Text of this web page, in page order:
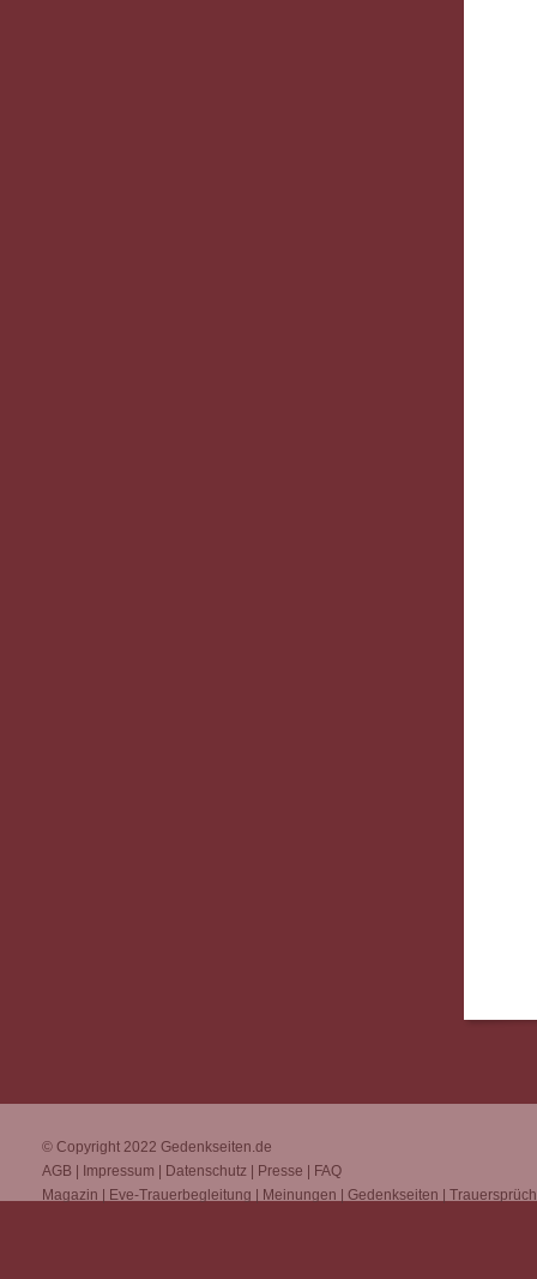
© Copyright 2022 Gedenkseiten.de
AGB
Impressum Datenschutz Presse
FAQ
Magazin
Eve-Trauerbegleitung Meinungen Gedenkseiten